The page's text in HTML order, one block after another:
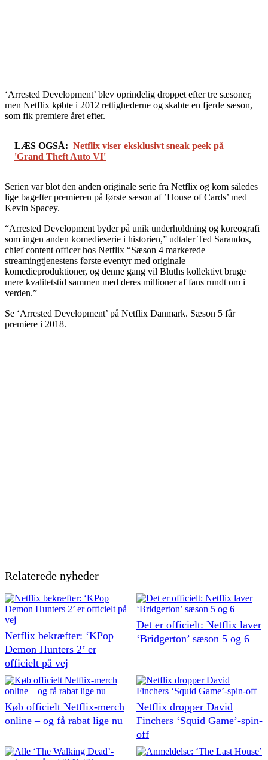
‘Arrested Development’ blev oprindelig droppet efter tre sæsoner,
men Netflix købte i 2012 rettighederne og skabte en fjerde sæson,
som fik premiere året efter.
LÆS OGSÅ: Netflix viser eksklusivt sneak peek på
'Grand Theft Auto VI'
Serien var blot den anden originale serie fra Netflix og kom således
lige bagefter premieren på første sæson af ’House of Cards’ med
Kevin Spacey.
“Arrested Development byder på unik underholdning og koreografi
som ingen anden komedieserie i historien,” udtaler Ted Sarandos,
chief content officer hos Netflix “Sæson 4 markerede
streamingtjenestens første eventyr med originale
komedieproduktioner, og denne gang vil Bluths kollektivt bruge
mere kvalitetstid sammen med deres millioner af fans rundt om i
verden.”
Se ‘Arrested Development’ på Netflix Danmark. Sæson 5 får
premiere i 2018.
Relaterede nyheder
Netflix bekræfter: ‘KPop
Demon Hunters 2’ er
officielt på vej
Det er officielt: Netflix laver
‘Bridgerton’ sæson 5 og 6
Køb officielt Netflix-merch
online – og få rabat lige nu
Netflix dropper David
Finchers ‘Squid Game’-spin-
off